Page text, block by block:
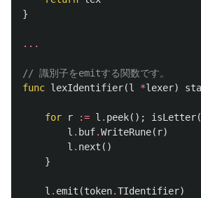
}
...
// 識別子をemitする関数です。
func lexIdentifier(l *lexer)
for r := l . peek(); isLetter(
l . buf.WriteRune( r)
l . next ()
}
l . emit (token.TIdentifier)